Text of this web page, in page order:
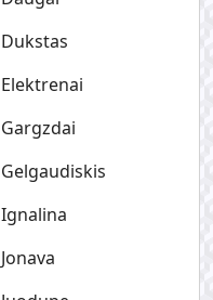
Dukstas
Elektrenai
Gargzdai
Gelgaudiskis
Ignalina
Jonava